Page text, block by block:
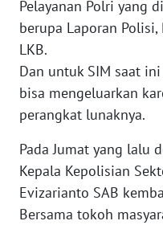
Pelayanan Polri yang
berupa Laporan Polisi,
LKB.
Dan untuk SIM saat
bisa mengeluarkan
perangkat lunaknya.
Pada Jumat yang lalu
Kepala Kepolisian
Evizarianto SAB
Bersama tokoh
SERAMBI
WN
SULTRA
WN
NTB